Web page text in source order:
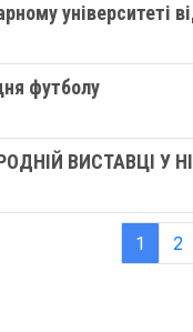
футболу
ВИСТАВЦІ У
1 2